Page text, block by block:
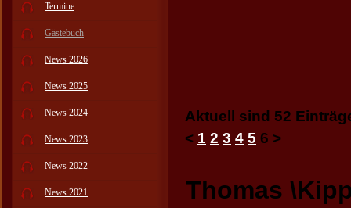
Termine
Gästebuch
News 2026
News 2025
News 2024
News 2023
News 2022
News 2021
Aktuell sind 52
< 1 2 3 4 5 6 >
Thomas